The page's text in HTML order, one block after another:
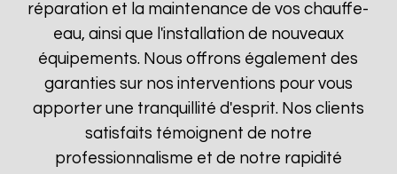
réparation et la maintenance de vos chauffe-
eau, ainsi que l'installation de nouveaux
équipements. Nous offrons également des
garanties sur nos interventions pour vous
apporter une tranquillité d'esprit. Nos clients
satisfaits témoignent de notre
professionnalisme et de notre rapidité